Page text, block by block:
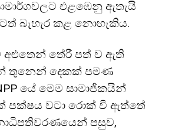
එළඹෙනු ඇතැයි
බැහැර කළ නොහැකිය.
අළුතෙන් තේරී පත් ව ඇති
තුනෙන් දෙකක් පමණ
යේ මෙම සාමාජිකයින්
පක්ෂය වටා රොක් වී ඇත්තේ
පසුව,